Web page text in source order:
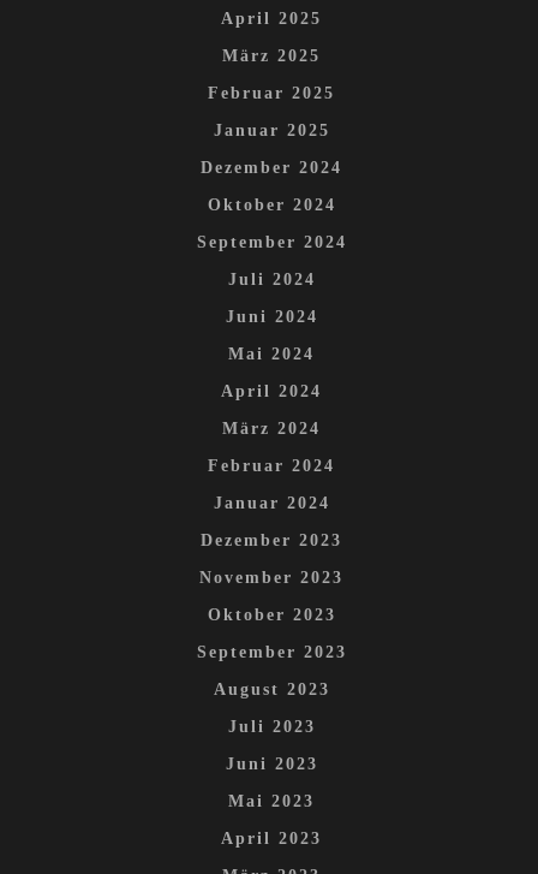
April 2025
März 2025
Februar 2025
Januar 2025
Dezember 2024
Oktober 2024
September 2024
Juli 2024
Juni 2024
Mai 2024
April 2024
März 2024
Februar 2024
Januar 2024
Dezember 2023
November 2023
Oktober 2023
September 2023
August 2023
Juli 2023
Juni 2023
Mai 2023
April 2023